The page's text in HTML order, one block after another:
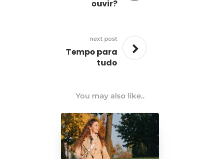
ouvir?
next post
Tempo para
tudo
You may also like..